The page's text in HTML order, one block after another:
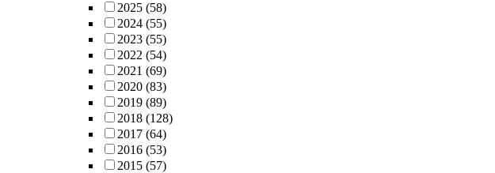
2025 (58)
2024 (55)
2023 (55)
2022 (54)
2021 (69)
2020 (83)
2019 (89)
2018 (128)
2017 (64)
2016 (53)
2015 (57)